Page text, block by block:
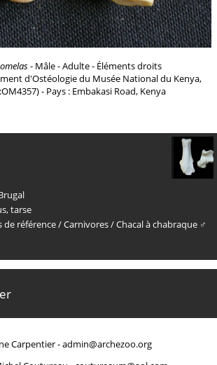
- Mâle - Adulte - Éléments droits
d'Ostéologie du Musée National du Kenya,
- Pays : Embakasi Road, Kenya
,tarse
de référence/Carnivores/Chacal à chabraque ♂
Carpentier -admin@archezoo.org